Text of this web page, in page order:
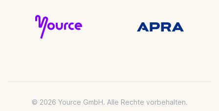
© 2026 Yource GmbH. Alle Rechte vorbehalten.